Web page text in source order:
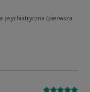
psychiatryczna (pierwsza